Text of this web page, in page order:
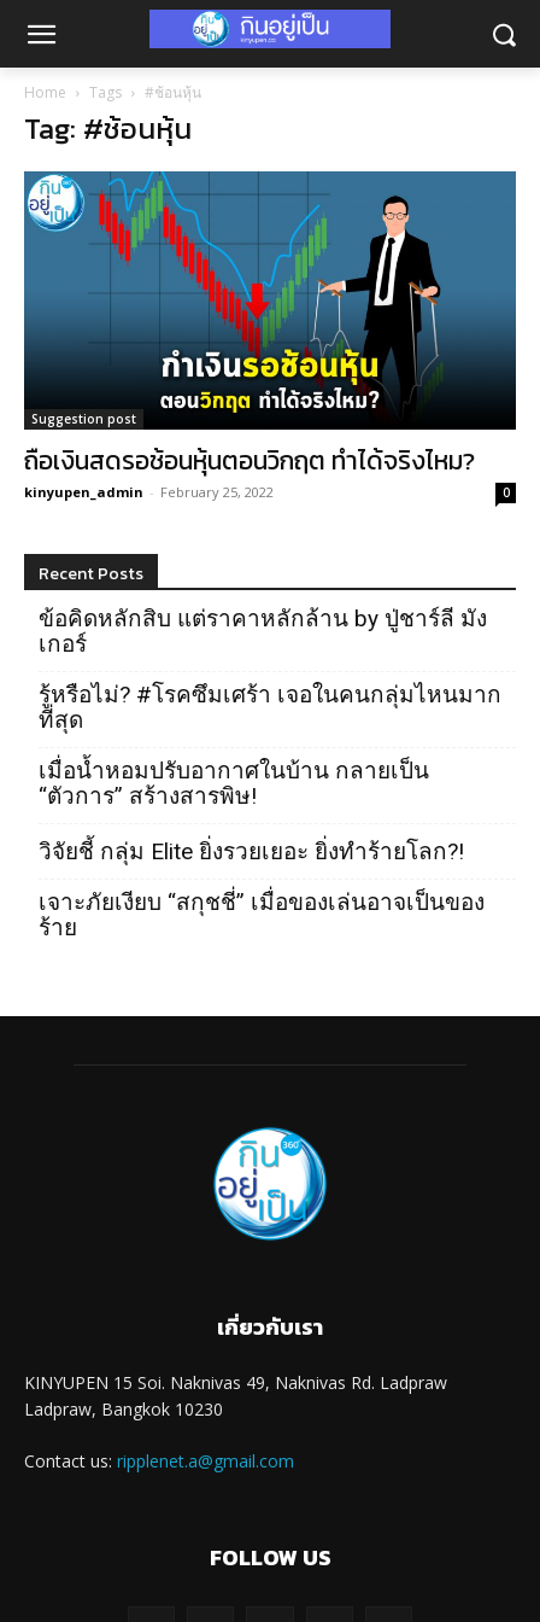
Home Tags #ช้อนหุ้น
Tag: #ช้อนหุ้น
Suggestion post
ถือเงินสดรอช้อนหุ้นตอนวิกฤต ทำได้จริงไหม?
kinyupen_admin - February 25, 2022 0
Recent Posts
ข้อคิดหลักสิบ แต่ราคาหลักล้าน by ปู่ชาร์ลี มัง
เกอร์
รู้หรือไม่? #โรคซึมเศร้า เจอในคนกลุ่มไหนมาก
ที่สุด
เมื่อน้ำหอมปรับอากาศในบ้าน กลายเป็น
“ตัวการ” สร้างสารพิษ!
วิจัยชี้ กลุ่ม Elite ยิ่งรวยเยอะ ยิ่งทำร้ายโลก?!
เจาะภัยเงียบ “สกุชชี่” เมื่อของเล่นอาจเป็นของ
ร้าย
เกี่ยวกับเรา
KINYUPEN 15 Soi. Naknivas 49, Naknivas Rd. Ladpraw
Ladpraw, Bangkok 10230
Contact us: ripplenet.a@gmail.com
FOLLOW US